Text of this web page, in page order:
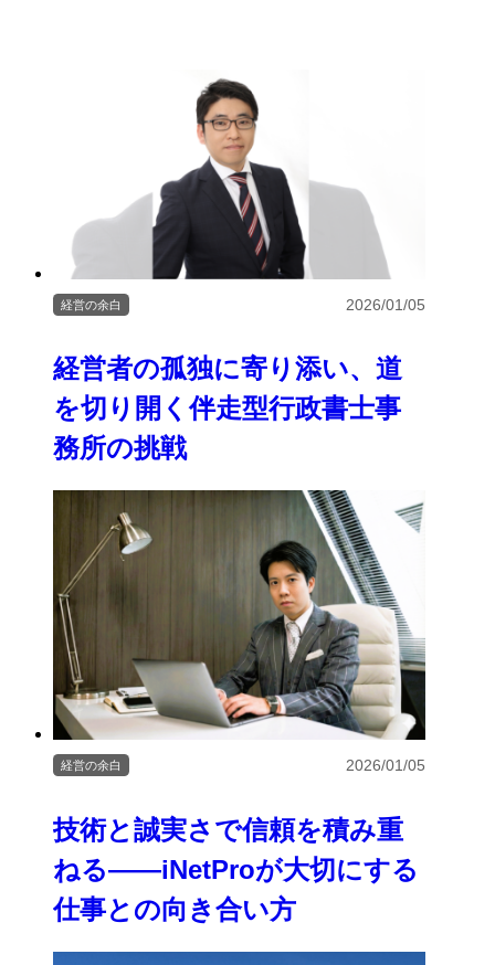
経営者の孤独に寄り添い、道
を切り開く伴走型行政書士事
務所の挑戦
経営の余白 2026/01/05
技術と誠実さで信頼を積み重
ねる――iNetProが大切にする
仕事との向き合い方
経営の余白 2026/01/05